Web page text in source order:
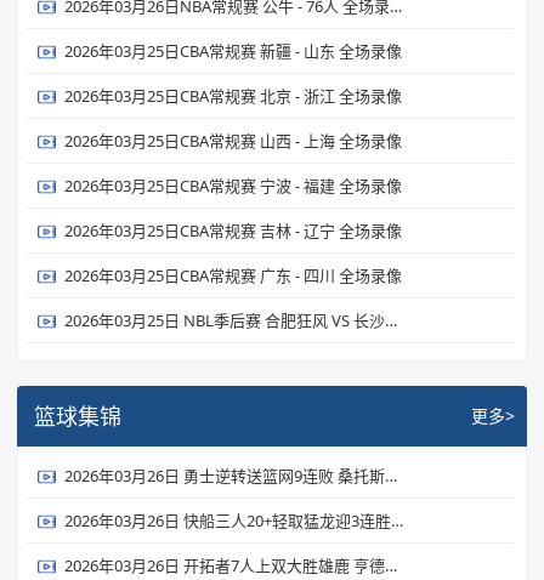
2026年03月26日NBA常规赛 公牛 - 76人 全场录像
2026年03月25日CBA常规赛 新疆 - 山东 全场录像
2026年03月25日CBA常规赛 北京 - 浙江 全场录像
2026年03月25日CBA常规赛 山西 - 上海 全场录像
2026年03月25日CBA常规赛 宁波 - 福建 全场录像
2026年03月25日CBA常规赛 吉林 - 辽宁 全场录像
2026年03月25日CBA常规赛 广东 - 四川 全场录像
2026年03月25日 NBL季后赛 合肥狂风 VS 长沙勇胜 全场录像
篮球集锦 更多>
2026年03月26日 勇士逆转送篮网9连败 桑托斯新高31分 波杰姆22+6 扎威19+6
2026年03月26日 快船三人20+轻取猛龙迎3连胜 伦纳德27+6 加兰24+6 莺哥18+6
2026年03月26日 开拓者7人上双大胜雄鹿 亨德森23分 罗林斯生涯新高36分